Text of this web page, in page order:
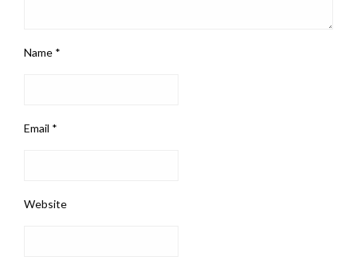
Name *
Email *
Website